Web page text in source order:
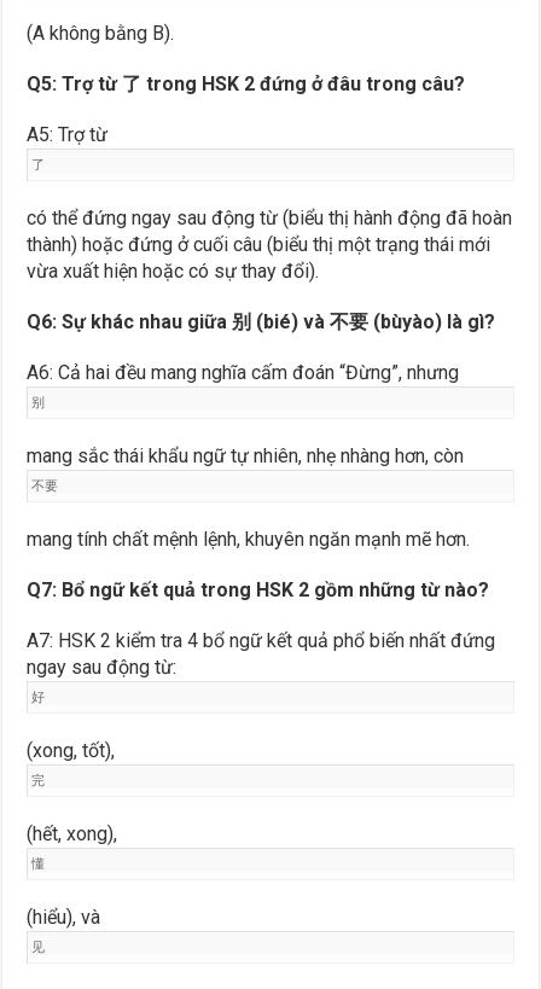
(A không bằng B).
Q5: Trợ từ 了 trong HSK 2 đứng ở đâu trong câu?
A5: Trợ từ
了
có thể đứng ngay sau động từ (biểu thị hành động đã hoàn
thành) hoặc đứng ở cuối câu (biểu thị một trạng thái mới
vừa xuất hiện hoặc có sự thay đổi).
Q6: Sự khác nhau giữa 别 (bié) và 不要 (bùyào) là gì?
A6: Cả hai đều mang nghĩa cấm đoán “Đừng”, nhưng
别
mang sắc thái khẩu ngữ tự nhiên, nhẹ nhàng hơn, còn
不要
mang tính chất mệnh lệnh, khuyên ngăn mạnh mẽ hơn.
Q7: Bổ ngữ kết quả trong HSK 2 gồm những từ nào?
A7: HSK 2 kiểm tra 4 bổ ngữ kết quả phổ biến nhất đứng
ngay sau động từ:
好
(xong, tốt),
完
(hết, xong),
懂
(hiểu), và
见